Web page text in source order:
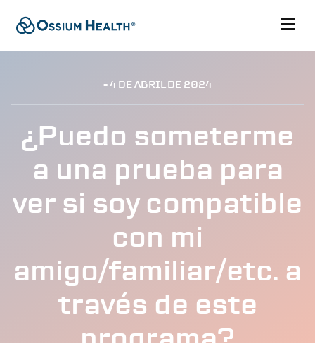
- 4 DEABRILDE 2024
¿Puedo someterme
a una prueba para
ver si soy compatible
con mi
amigo/familiar/etc. a
través de este